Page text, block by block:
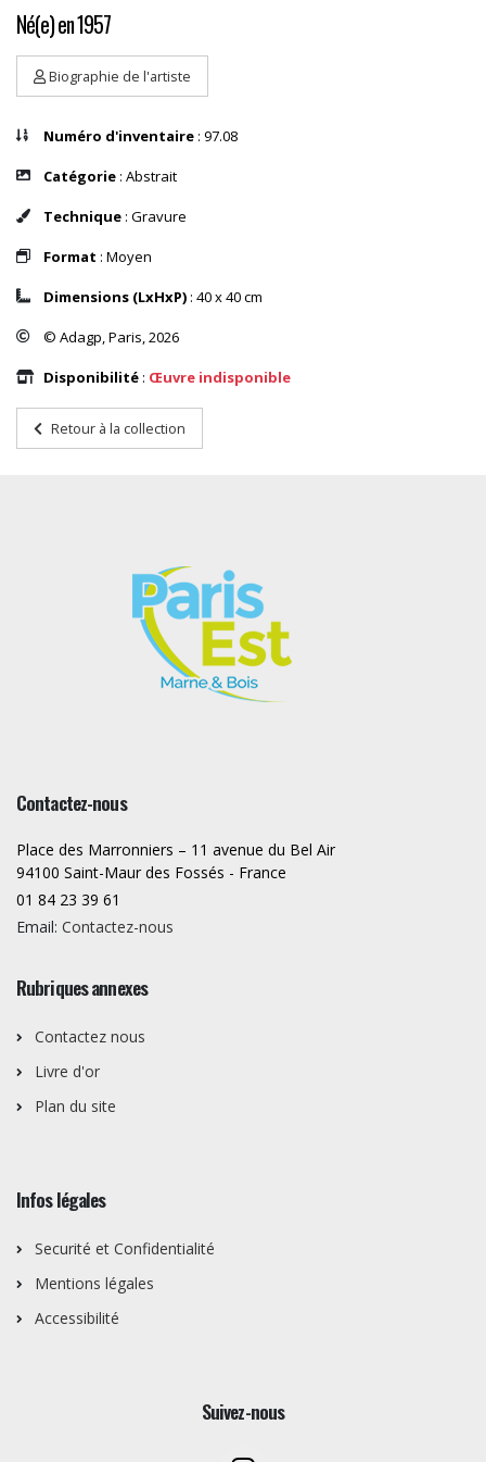
Né(e) en 1957
Biographie de l'artiste
Numéro d'inventaire : 97.08
Catégorie : Abstrait
Technique : Gravure
Format : Moyen
Dimensions (LxHxP) : 40 x 40 cm
© Adagp, Paris, 2026
Disponibilité : Œuvre indisponible
Retour à la collection
Contactez-nous
Place des Marronniers – 11 avenue du Bel Air
94100 Saint-Maur des Fossés - France
01 84 23 39 61
Email: Contactez-nous
Rubriques annexes
Contactez nous
Livre d'or
Plan du site
Infos légales
Securité et Confidentialité
Mentions légales
Accessibilité
Suivez-nous